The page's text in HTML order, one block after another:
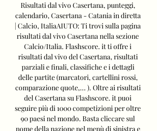
Risultati dal vivo Casertana, punteggi,
calendario, Casertana - Catania in diretta
| Calcio, ItaliaAIUTO: Ti trovi sulla pagina
risultati dal vivo Casertana nella sezione
Calcio/Italia. Flashscore. it ti offre i
risultati dal vivo del Casertana, risultati
parziali e finali, classifiche e i dettagli
delle partite (marcatori, cartellini rossi,
comparazione quote,... ). Oltre ai risultati
del Casertana su Flashscore. it puoi
seguire più di 1000 competizioni per oltre
90 paesi nel mondo. Basta cliccare sul
nome della nazione nel menù di sinistra e